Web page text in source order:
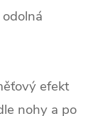
efekt
nohy a po